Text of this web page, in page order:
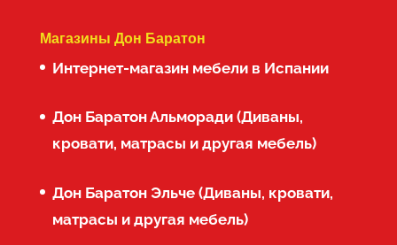
Магазины Дон Баратон
Интернет-магазин мебели в Испании
Дон Баратон Альморади (Диваны,
кровати, матрасы и другая мебель)
Дон Баратон Эльче (Диваны, кровати,
матрасы и другая мебель)